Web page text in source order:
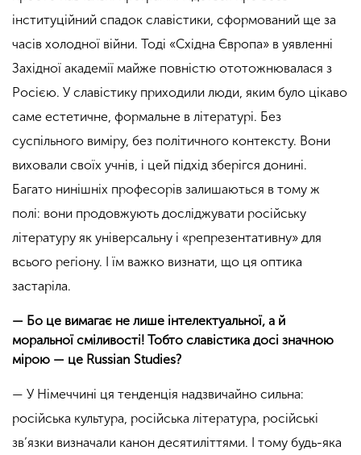
інституційний спадок славістики, сформований ще за
часів холодної війни. Тоді «Східна Європа» в уявленні
Західної академії майже повністю ототожнювалася з
Росією. У славістику приходили люди, яким було цікаво
саме естетичне, формальне в літературі. Без
суспільного виміру, без політичного контексту. Вони
виховали своїх учнів, і цей підхід зберігся донині.
Багато нинішніх професорів залишаються в тому ж
полі: вони продовжують досліджувати російську
літературу як універсальну і «репрезентативну» для
всього регіону. І їм важко визнати, що ця оптика
застаріла.
— Бо це вимагає не лише інтелектуальної, а й
моральної сміливості! Тобто славістика досі значною
мірою — це Russian Studies?
— У Німеччині ця тенденція надзвичайно сильна:
російська культура, російська література, російські
зв’язки визначали канон десятиліттями. І тому будь-яка